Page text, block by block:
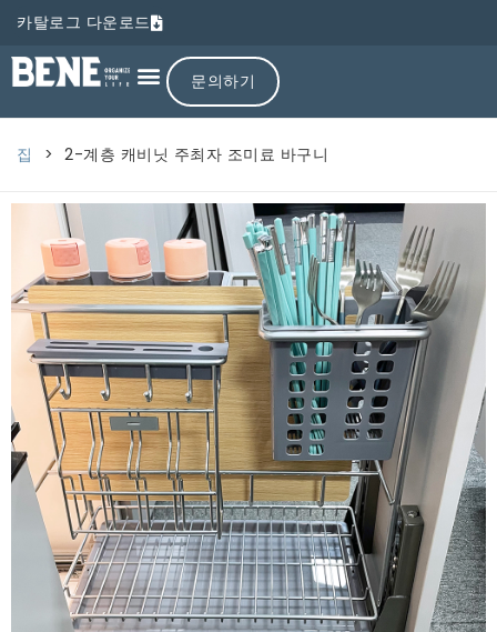
카탈로그 다운로드
문의하기
집 > 2-계층 캐비닛 주최자 조미료 바구니